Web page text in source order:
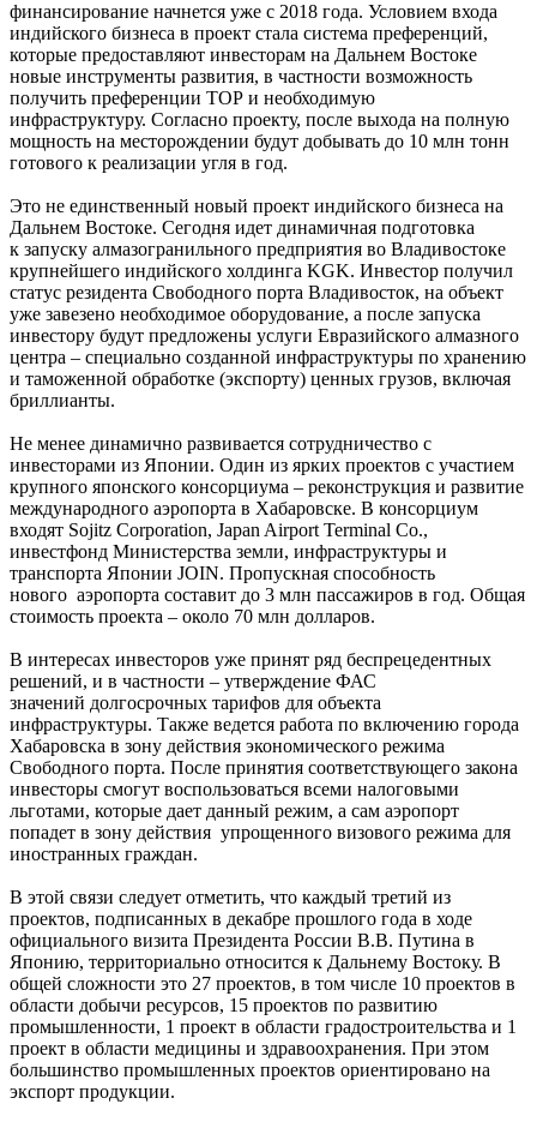
финансирование начнется уже с 2018 года. Условием входа
индийского бизнеса в проект стала система преференций,
которые предоставляют инвесторам на Дальнем Востоке
новые инструменты развития, в частности возможность
получить преференции ТОР и необходимую
инфраструктуру. Согласно проекту, после выхода на полную
мощность на месторождении будут добывать до 10 млн тонн
готового к реализации угля в год.
Это не единственный новый проект индийского бизнеса на
Дальнем Востоке. Сегодня идет динамичная подготовка
к запуску алмазогранильного предприятия во Владивостоке
крупнейшего индийского холдинга KGK. Инвестор получил
статус резидента Свободного порта Владивосток, на объект
уже завезено необходимое оборудование, а после запуска
инвестору будут предложены услуги Евразийского алмазного
центра – специально созданной инфраструктуры по хранению
и таможенной обработке (экспорту) ценных грузов, включая
бриллианты.
Не менее динамично развивается сотрудничество с
инвесторами из Японии. Один из ярких проектов с участием
крупного японского консорциума – реконструкция и развитие
международного аэропорта в Хабаровске. В консорциум
входят Sojitz Corporation, Japan Airport Terminal Co.,
инвестфонд Министерства земли, инфраструктуры и
транспорта Японии JOIN. Пропускная способность
нового аэропорта составит до 3 млн пассажиров в год. Общая
стоимость проекта – около 70 млн долларов.
В интересах инвесторов уже принят ряд беспрецедентных
решений, и в частности – утверждение ФАС
значений долгосрочных тарифов для объекта
инфраструктуры. Также ведется работа по включению города
Хабаровска в зону действия экономического режима
Свободного порта. После принятия соответствующего закона
инвесторы смогут воспользоваться всеми налоговыми
льготами, которые дает данный режим, а сам аэропорт
попадет в зону действия упрощенного визового режима для
иностранных граждан.
В этой связи следует отметить, что каждый третий из
проектов, подписанных в декабре прошлого года в ходе
официального визита Президента России В.В. Путина в
Японию, территориально относится к Дальнему Востоку. В
общей сложности это 27 проектов, в том числе 10 проектов в
области добычи ресурсов, 15 проектов по развитию
промышленности, 1 проект в области градостроительства и 1
проект в области медицины и здравоохранения. При этом
большинство промышленных проектов ориентировано на
экспорт продукции.